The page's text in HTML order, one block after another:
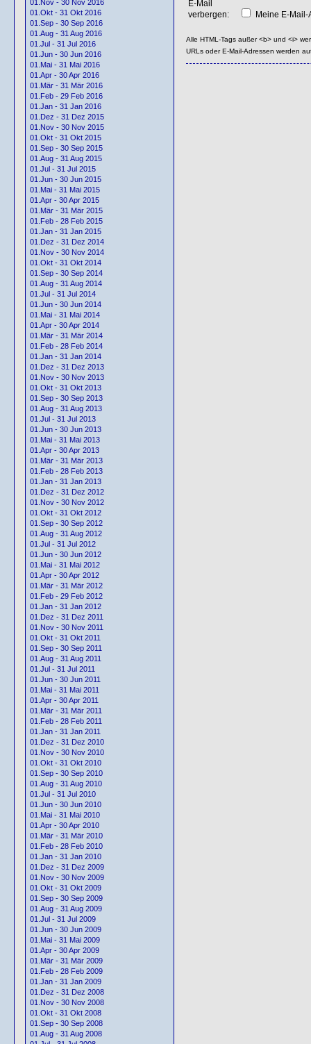
01.Nov - 30 Nov 2016
01.Okt - 31 Okt 2016
01.Sep - 30 Sep 2016
01.Aug - 31 Aug 2016
01.Jul - 31 Jul 2016
01.Jun - 30 Jun 2016
01.Mai - 31 Mai 2016
01.Apr - 30 Apr 2016
01.Mär - 31 Mär 2016
01.Feb - 29 Feb 2016
01.Jan - 31 Jan 2016
01.Dez - 31 Dez 2015
01.Nov - 30 Nov 2015
01.Okt - 31 Okt 2015
01.Sep - 30 Sep 2015
01.Aug - 31 Aug 2015
01.Jul - 31 Jul 2015
01.Jun - 30 Jun 2015
01.Mai - 31 Mai 2015
01.Apr - 30 Apr 2015
01.Mär - 31 Mär 2015
01.Feb - 28 Feb 2015
01.Jan - 31 Jan 2015
01.Dez - 31 Dez 2014
01.Nov - 30 Nov 2014
01.Okt - 31 Okt 2014
01.Sep - 30 Sep 2014
01.Aug - 31 Aug 2014
01.Jul - 31 Jul 2014
01.Jun - 30 Jun 2014
01.Mai - 31 Mai 2014
01.Apr - 30 Apr 2014
01.Mär - 31 Mär 2014
01.Feb - 28 Feb 2014
01.Jan - 31 Jan 2014
01.Dez - 31 Dez 2013
01.Nov - 30 Nov 2013
01.Okt - 31 Okt 2013
01.Sep - 30 Sep 2013
01.Aug - 31 Aug 2013
01.Jul - 31 Jul 2013
01.Jun - 30 Jun 2013
01.Mai - 31 Mai 2013
01.Apr - 30 Apr 2013
01.Mär - 31 Mär 2013
01.Feb - 28 Feb 2013
01.Jan - 31 Jan 2013
01.Dez - 31 Dez 2012
01.Nov - 30 Nov 2012
01.Okt - 31 Okt 2012
01.Sep - 30 Sep 2012
01.Aug - 31 Aug 2012
01.Jul - 31 Jul 2012
01.Jun - 30 Jun 2012
01.Mai - 31 Mai 2012
01.Apr - 30 Apr 2012
01.Mär - 31 Mär 2012
01.Feb - 29 Feb 2012
01.Jan - 31 Jan 2012
01.Dez - 31 Dez 2011
01.Nov - 30 Nov 2011
01.Okt - 31 Okt 2011
01.Sep - 30 Sep 2011
01.Aug - 31 Aug 2011
01.Jul - 31 Jul 2011
01.Jun - 30 Jun 2011
01.Mai - 31 Mai 2011
01.Apr - 30 Apr 2011
01.Mär - 31 Mär 2011
01.Feb - 28 Feb 2011
01.Jan - 31 Jan 2011
01.Dez - 31 Dez 2010
01.Nov - 30 Nov 2010
01.Okt - 31 Okt 2010
01.Sep - 30 Sep 2010
01.Aug - 31 Aug 2010
01.Jul - 31 Jul 2010
01.Jun - 30 Jun 2010
01.Mai - 31 Mai 2010
01.Apr - 30 Apr 2010
01.Mär - 31 Mär 2010
01.Feb - 28 Feb 2010
01.Jan - 31 Jan 2010
01.Dez - 31 Dez 2009
01.Nov - 30 Nov 2009
01.Okt - 31 Okt 2009
01.Sep - 30 Sep 2009
01.Aug - 31 Aug 2009
01.Jul - 31 Jul 2009
01.Jun - 30 Jun 2009
01.Mai - 31 Mai 2009
01.Apr - 30 Apr 2009
01.Mär - 31 Mär 2009
01.Feb - 28 Feb 2009
01.Jan - 31 Jan 2009
01.Dez - 31 Dez 2008
01.Nov - 30 Nov 2008
01.Okt - 31 Okt 2008
01.Sep - 30 Sep 2008
01.Aug - 31 Aug 2008
E-Mail
verbergen:
Meine E-
Alle HTML-Tags außer <b> und <i>
URLs oder E-Mail-Adressen werden